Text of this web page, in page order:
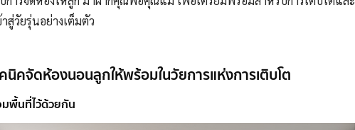
าสู่วัยรุ่นอย่างเต็มตัว
นิคจัดห้องนอนลูกให้พร้อมในวัยการแห่งการเติบโต
มพื้นที่ไว้ด้วยกัน